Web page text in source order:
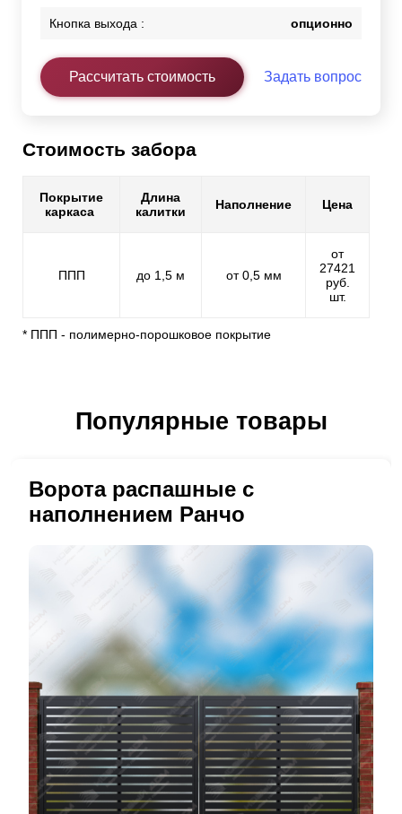
Кнопка выхода : опционно
Рассчитать стоимость Задать вопрос
Стоимость забора
Покрытие
каркаса
Длина
калитки
Наполнение Цена
ППП до 1,5 м от 0,5 мм
от
27421
руб.
шт.
* ППП - полимерно-порошковое покрытие
Популярные товары
Ворота распашные с
наполнением Ранчо